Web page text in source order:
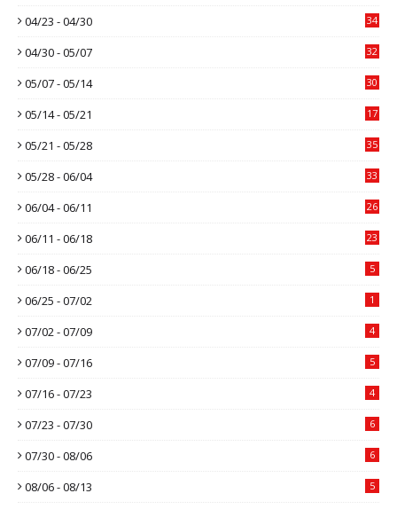
04/23 - 04/30 34
04/30 - 05/07 32
05/07 - 05/14 30
05/14 - 05/21 17
05/21 - 05/28 35
05/28 - 06/04 33
06/04 - 06/11 26
06/11 - 06/18 23
06/18 - 06/25 5
06/25 - 07/02 1
07/02 - 07/09 4
07/09 - 07/16 5
07/16 - 07/23 4
07/23 - 07/30 6
07/30 - 08/06 6
08/06 - 08/13 5